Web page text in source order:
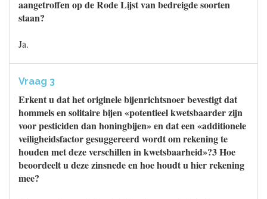
aangetroffen op de Rode Lijst van bedreigde soorten
staan?
Ja.
Vraag 3
Erkent u dat het originele bijenrichtsnoer bevestigt dat
hommels en solitaire bijen «potentieel kwetsbaarder zijn
voor pesticiden dan honingbijen» en dat een «additionele
veiligheidsfactor gesuggereerd wordt om rekening te
houden met deze verschillen in kwetsbaarheid»?3 Hoe
beoordeelt u deze zinsnede en hoe houdt u hier rekening
mee?